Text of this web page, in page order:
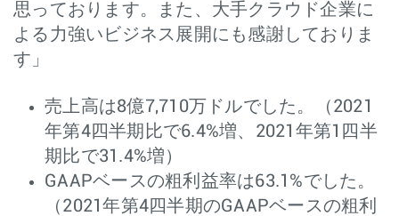
思っております。また、大手クラウド企業に
よる力強いビジネス展開にも感謝しておりま
す」
売上高は8億7,710万ドルでした。（2021
年第4四半期比で6.4%増、2021年第1四半
期比で31.4%増）
GAAPベースの粗利益率は63.1%でした。
（2021年第4四半期のGAAPベースの粗利